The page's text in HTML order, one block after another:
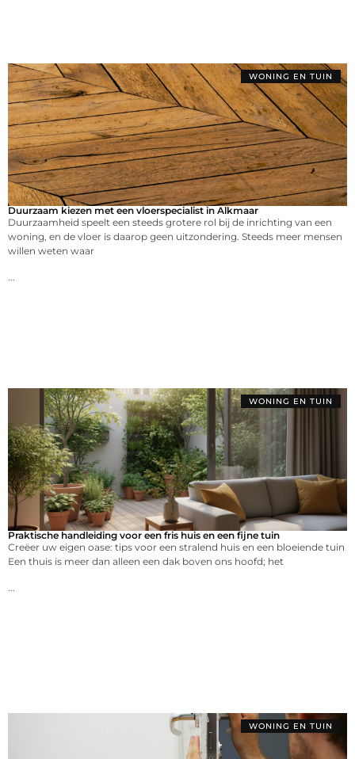
WONING EN TUIN
Duurzaam kiezen met een vloerspecialist in Alkmaar
Duurzaamheid speelt een steeds grotere rol bij de inrichting van een
woning, en de vloer is daarop geen uitzondering. Steeds meer mensen
willen weten waar
WONING EN TUIN
Praktische handleiding voor een fris huis en een fijne tuin
Creëer uw eigen oase: tips voor een stralend huis en een bloeiende tuin
Een thuis is meer dan alleen een dak boven ons hoofd; het
WONING EN TUIN